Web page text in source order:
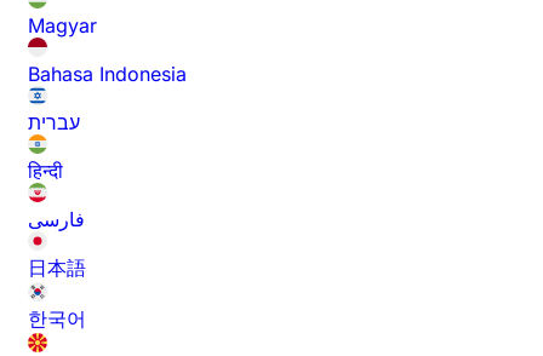
Magyar
Bahasa Indonesia
עברית
हिन्दी
فارسی
日本語
한국어